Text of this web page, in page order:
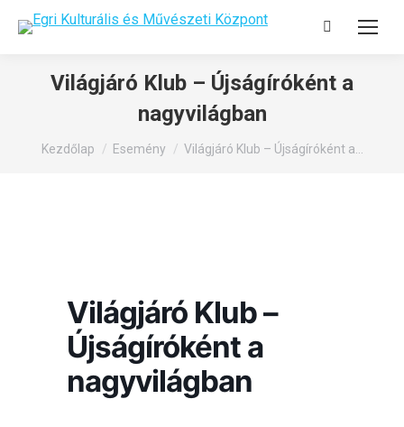
Search:
Világjáró Klub – Újságíróként a
nagyvilágban
You are here:
Kezdőlap Esemény Világjáró Klub – Újságíróként a…
Világjáró Klub –
Újságíróként a
nagyvilágban